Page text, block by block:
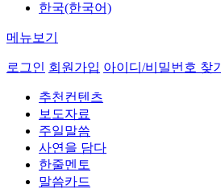
한국(한국어)
메뉴보기
로그인 회원가입 아이디/비밀번호 찾기
추천컨텐츠
보도자료
주일말씀
사연을 담다
한줄멘토
말씀카드